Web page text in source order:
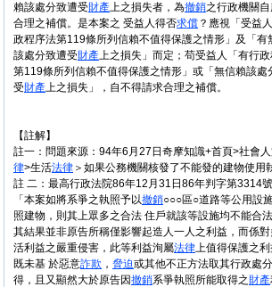
賴該處分致遭受財產上之損失者，為撤銷之行政機關
合理之補償。是本案之 受益人得否求償 ？應視「受益
政程序法第119條所列信賴不值得保護之情形」及「有
該處分致遭受財產上之損失」而定；苟受益人「有行
第119條所列信賴不值得保護之情形」或「無信賴該處
受財產上之損失」，自不得請求合理之補償。
【註解】
註一：問題來源：94年6月27日奇摩知識+首頁>社會
律>生活法律 ＞如果公務機關核發了不能發的建物使用
註 二：最高行政法院86年12月31日86年判字第3314號
「本案如將系爭之執照予以撤銷○○○區○道路等公用設
照建物，則其上眾多之合法 住戶就該等設施均不能合法
其結果並非原告所稱僅影響起造人一人之利益，而係對
活利益之嚴重侵害，此等利益洵屬法律上值得保護之
既未基 於惡意詐欺 ， 脅迫或其他不正方法取其行政處
得，且又顯然大於原告因撤銷系爭執照所能取得之財產